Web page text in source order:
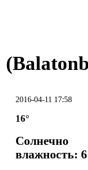
2016-04-11 17:58
16°
Солнечно
влажность: